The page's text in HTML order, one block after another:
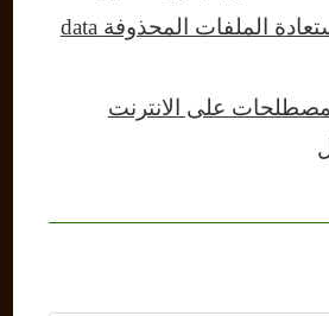
أفضل برامج استعادة الملفات المحذوفة data
على الانترنت